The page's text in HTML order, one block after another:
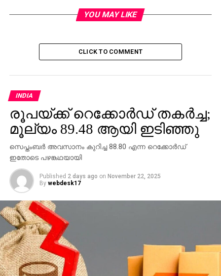
ടീമിനെ സംബന്ധിച്ച് സന്തോഷകരമായ
ക്രിസ്മസാണെങ്കിലും ക്രിസ്റ്റല്‍ പാലസിനെതിരായ
കോച്ച് അന്റോണിയോ കോന്റേ പറഞ്ഞു. മറ്റു
മത്സരങ്ങളില്‍ ലിവര്‍പൂള്‍ ഏകപക്ഷീയമായ മൂന്നു
3-0ന് ടോട്ടന്‍ഹാമിനേയും മാഞ്ചസ്റ്റര്‍ സിറ്റി 2-0ന്
വാറ്റ്‌ഫോര്‍ഡിനേയും വെസ്റ്റ്ഹാം 1-0ന് ബേണ്‍ലിയേയും
കീഴടക്കി.
RELATED TOPICS:
UP NEXT
കിരീടം ഉയര്‍ത്താന്‍ കൊമ്പന്മാര്‍
DON'T MISS
നോ ടിക്കറ്റ്‌സ്; ഫൈനല്‍ ടിക്കറ്റുകള്‍ തീര്‍ന്നു,
ആരാധകര്‍ നിരാശയില്‍
YOU MAY LIKE
CLICK TO COMMENT
INDIA
രൂപയ്ക്ക് റെക്കോര്‍ഡ് തകര്‍ച്ച;
മൂല്യം 89.48 ആയി ഇടിഞ്ഞു
സെപ്തംബര്‍ അവസാനം കുറിച്ച 88.80 എന്ന റെക്കോര്‍ഡ്
ഇതോടെ പഴങ്കഥയായി
Published 2 days ago on November 22, 2025
By webdesk17